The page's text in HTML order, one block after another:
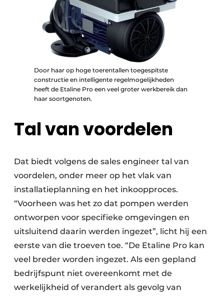
Door haar op hoge toerentallen toegespitste
constructie en intelligente regelmogelijkheden
heeft de Etaline Pro een veel groter werkbereik dan
haar soortgenoten.
Tal van voordelen
Dat biedt volgens de sales engineer tal van
voordelen, onder meer op het vlak van
installatie­planning en het inkoopproces.
“Voorheen was het zo dat pompen werden
ontworpen voor specifieke omgevingen en
uitsluitend daarin werden ingezet”, licht hij een
eerste van die troeven toe. “De Etaline Pro kan
veel breder worden ingezet. Als een gepland
bedrijfspunt niet overeenkomt met de
werkelijkheid of verandert als gevolg van